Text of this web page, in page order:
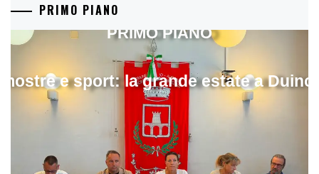
PRIMO PIANO
e sport: la grande estate a
PRIMO PIANO